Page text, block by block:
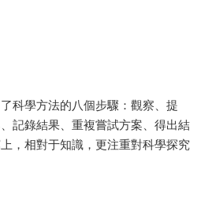
科學方法的八個步驟：觀察、提
記錄結果、重複嘗試方案、得出結
，相對于知識，更注重對科學探究